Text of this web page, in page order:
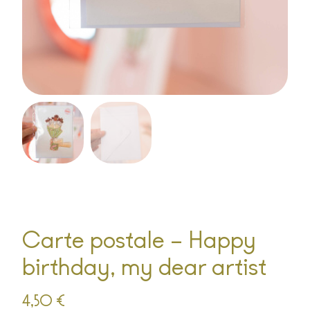
Carte postale – Happy
birthday, my dear artist
4,50 €